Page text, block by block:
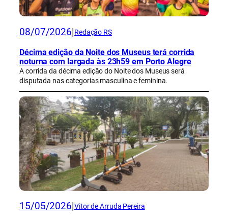
08/07/2026 Redação RS
Décima edição da Noite dos Museus terá corrida
noturna com largada às 23h59 em Porto Alegre
A corrida da décima edição do Noite dos Museus será
disputada nas categorias masculina e feminina.
15/05/2026 Vitor de Arruda Pereira